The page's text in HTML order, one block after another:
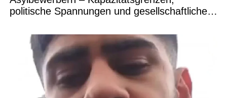
politische Spannungen und gesellschaftliche